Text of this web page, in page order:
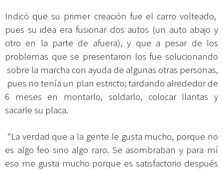
Indicó que su primer creación fue el carro volteado,
pues su idea era fusionar dos autos (un auto abajo y
otro en la parte de afuera), y que a pesar de los
problemas que se presentaron los fue solucionando
sobre la marcha con ayuda de algunas otras personas,
pues no tenía un plan estricto; tardando alrededor de
6 meses en montarlo, soldarlo, colocar llantas y
sacarle su placa.
“La verdad que a la gente le gusta mucho, porque no
es algo feo sino algo raro. Se asombraban y para mí
eso me gusta mucho porque es satisfactorio después